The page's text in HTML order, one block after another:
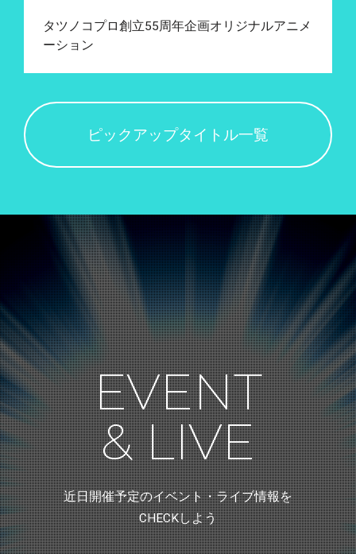
タツノコプロ創立55周年企画オリジナルアニメ
ーション
ピックアップタイトル一覧
EVENT
& LIVE
近日開催予定のイベント・ライブ情報を
CHECKしよう